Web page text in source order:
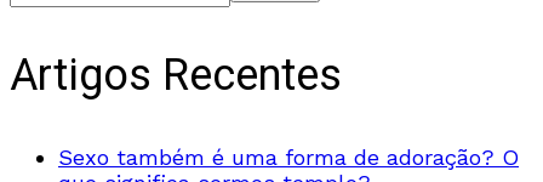
Artigos Recentes
Sexo também é uma forma de adoração? O